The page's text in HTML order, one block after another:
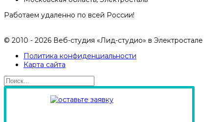
Работаем удаленно по всей России!
© 2010 - 2026 Веб-студия «Лид-студио» в Электростале
Политика конфиденциальности
Карта сайта